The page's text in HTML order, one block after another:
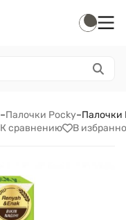
–Палочки Pocky–Палочки
К сравнению В